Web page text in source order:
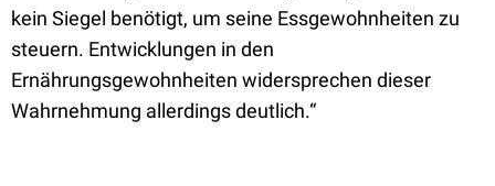
kein Siegel benötigt, um seine Essgewohnheiten zu
steuern. Entwicklungen in den
Ernährungsgewohnheiten widersprechen dieser
Wahrnehmung allerdings deutlich.“